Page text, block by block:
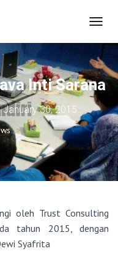
O
G
G
L
E
N
A
V
I
G
A
T
I
Inti Sarana
January 30, 2015
oleh Trust Consulting
tahun 2015, dengan
Syafrita